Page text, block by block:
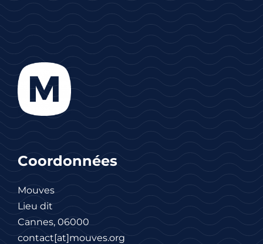
Coordonnées
Mouves
Lieu dit
Cannes, 06000
contact[at]mouves.org